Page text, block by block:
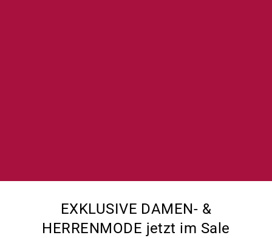
EXKLUSIVE DAMEN- &
HERRENMODE jetzt im Sale